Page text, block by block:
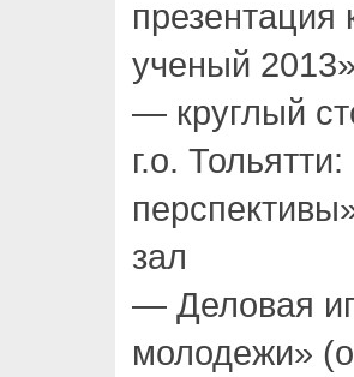
презентация
ученый
— круглый
г.о.
зал
— Деловая
молодежи»